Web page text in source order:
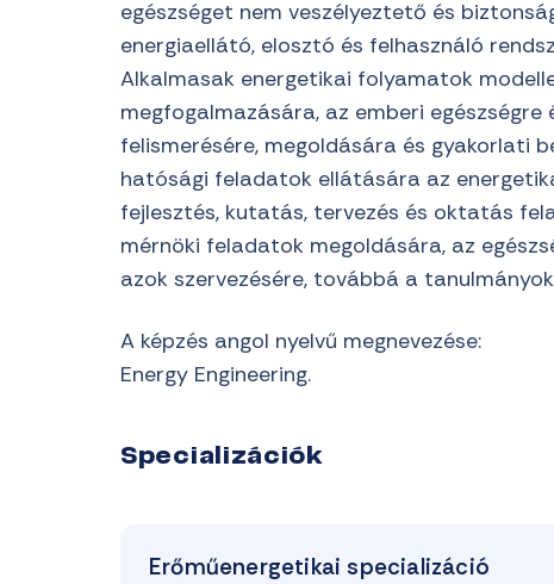
egészséget nem veszélyeztető és
energiaellátó, elosztó és felhasználó
Alkalmasak energetikai folyamatok
megfogalmazására, az emberi
felismerésére, megoldására és gyakorlati
hatósági feladatok ellátására az
fejlesztés, kutatás, tervezés és oktatás
mérnöki feladatok megoldására, az
azok szervezésére, továbbá a
A képzés angol nyelvű megnevezése:
Energy Engineering.
Specializációk
Erőműenergetikai specializáció